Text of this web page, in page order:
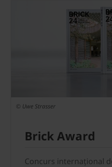
© Uwe Strasser
Brick Award
Concurs internațional